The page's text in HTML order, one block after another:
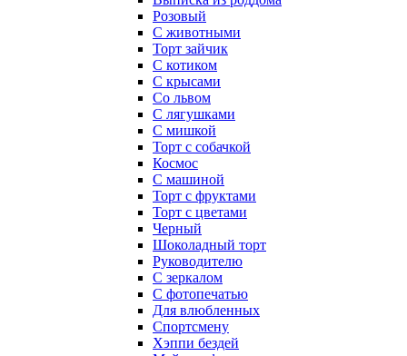
Розовый
С животными
Торт зайчик
С котиком
С крысами
Со львом
С лягушками
С мишкой
Торт с собачкой
Космос
С машиной
Торт с фруктами
Торт с цветами
Черный
Шоколадный торт
Руководителю
С зеркалом
С фотопечатью
Для влюбленных
Спортсмену
Хэппи бездей